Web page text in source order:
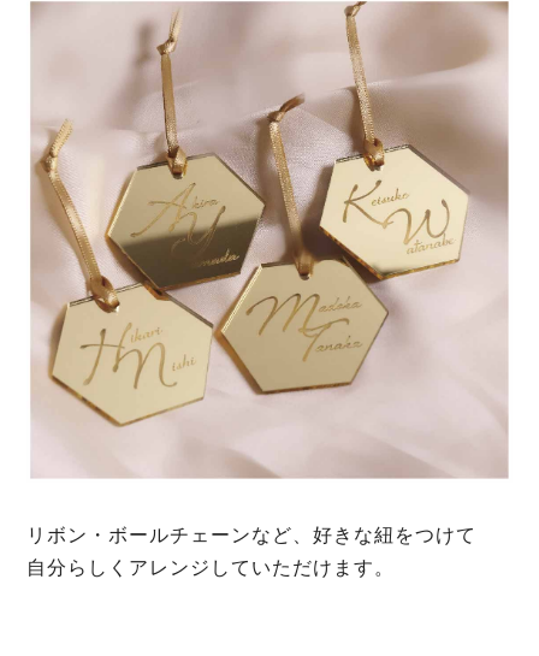
リボン・ボールチェーンなど、好きな紐をつけて
自分らしくアレンジしていただけます。